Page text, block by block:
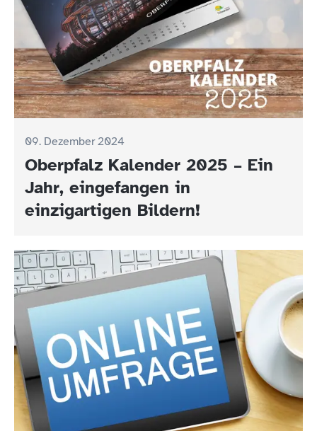
09. Dezember 2024
Oberpfalz Kalender 2025 – Ein
Jahr, eingefangen in
einzigartigen Bildern!